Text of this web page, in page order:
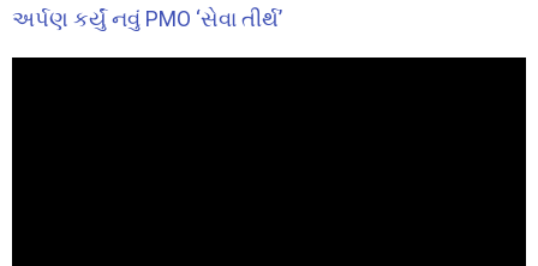
અર્પણ કર્યું નવું PMO ‘સેવા તીર્થ’